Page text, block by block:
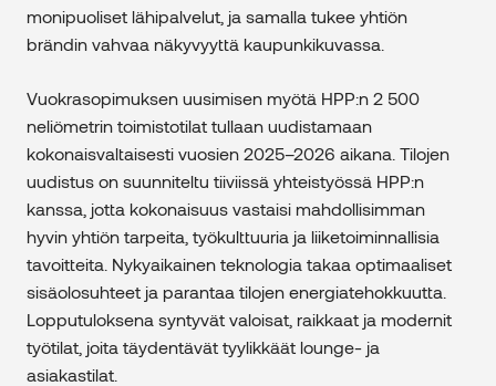
monipuoliset lähipalvelut, ja samalla tukee yhtiön
brändin vahvaa näkyvyyttä kaupunkikuvassa.
Vuokrasopimuksen uusimisen myötä HPP:n 2 500
neliömetrin toimistotilat tullaan uudistamaan
kokonaisvaltaisesti vuosien 2025–2026 aikana. Tilojen
uudistus on suunniteltu tiiviissä yhteistyössä HPP:n
kanssa, jotta kokonaisuus vastaisi mahdollisimman
hyvin yhtiön tarpeita, työkulttuuria ja liiketoiminnallisia
tavoitteita. Nykyaikainen teknologia takaa optimaaliset
sisäolosuhteet ja parantaa tilojen energiatehokkuutta.
Lopputuloksena syntyvät valoisat, raikkaat ja modernit
työtilat, joita täydentävät tyylikkäät lounge- ja
asiakastilat.